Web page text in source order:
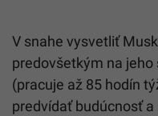
V snahe vysvetliť
predovšetkým na
(pracuje až 85 hodín
predvídať budúcnosť